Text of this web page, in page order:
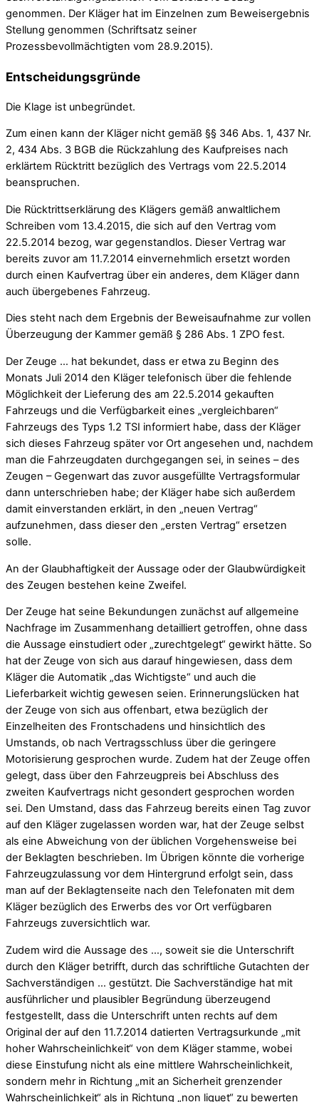
genommen. Der Kläger hat im Einzelnen zum Beweisergebnis
Stellung genommen (Schriftsatz seiner
Prozessbevollmächtigten vom 28.9.2015).
Entscheidungsgründe
Die Klage ist unbegründet.
Zum einen kann der Kläger nicht gemäß §§ 346 Abs. 1, 437 Nr.
2, 434 Abs. 3 BGB die Rückzahlung des Kaufpreises nach
erklärtem Rücktritt bezüglich des Vertrags vom 22.5.2014
beanspruchen.
Die Rücktrittserklärung des Klägers gemäß anwaltlichem
Schreiben vom 13.4.2015, die sich auf den Vertrag vom
22.5.2014 bezog, war gegenstandlos. Dieser Vertrag war
bereits zuvor am 11.7.2014 einvernehmlich ersetzt worden
durch einen Kaufvertrag über ein anderes, dem Kläger dann
auch übergebenes Fahrzeug.
Dies steht nach dem Ergebnis der Beweisaufnahme zur vollen
Überzeugung der Kammer gemäß § 286 Abs. 1 ZPO fest.
Der Zeuge … hat bekundet, dass er etwa zu Beginn des
Monats Juli 2014 den Kläger telefonisch über die fehlende
Möglichkeit der Lieferung des am 22.5.2014 gekauften
Fahrzeugs und die Verfügbarkeit eines „vergleichbaren“
Fahrzeugs des Typs 1.2 TSI informiert habe, dass der Kläger
sich dieses Fahrzeug später vor Ort angesehen und, nachdem
man die Fahrzeugdaten durchgegangen sei, in seines – des
Zeugen – Gegenwart das zuvor ausgefüllte Vertragsformular
dann unterschrieben habe; der Kläger habe sich außerdem
damit einverstanden erklärt, in den „neuen Vertrag“
aufzunehmen, dass dieser den „ersten Vertrag“ ersetzen
solle.
An der Glaubhaftigkeit der Aussage oder der Glaubwürdigkeit
des Zeugen bestehen keine Zweifel.
Der Zeuge hat seine Bekundungen zunächst auf allgemeine
Nachfrage im Zusammenhang detailliert getroffen, ohne dass
die Aussage einstudiert oder „zurechtgelegt“ gewirkt hätte. So
hat der Zeuge von sich aus darauf hingewiesen, dass dem
Kläger die Automatik „das Wichtigste“ und auch die
Lieferbarkeit wichtig gewesen seien. Erinnerungslücken hat
der Zeuge von sich aus offenbart, etwa bezüglich der
Einzelheiten des Frontschadens und hinsichtlich des
Umstands, ob nach Vertragsschluss über die geringere
Motorisierung gesprochen wurde. Zudem hat der Zeuge offen
gelegt, dass über den Fahrzeugpreis bei Abschluss des
zweiten Kaufvertrags nicht gesondert gesprochen worden
sei. Den Umstand, dass das Fahrzeug bereits einen Tag zuvor
auf den Kläger zugelassen worden war, hat der Zeuge selbst
als eine Abweichung von der üblichen Vorgehensweise bei
der Beklagten beschrieben. Im Übrigen könnte die vorherige
Fahrzeugzulassung vor dem Hintergrund erfolgt sein, dass
man auf der Beklagtenseite nach den Telefonaten mit dem
Kläger bezüglich des Erwerbs des vor Ort verfügbaren
Fahrzeugs zuversichtlich war.
Zudem wird die Aussage des …, soweit sie die Unterschrift
durch den Kläger betrifft, durch das schriftliche Gutachten der
Sachverständigen … gestützt. Die Sachverständige hat mit
ausführlicher und plausibler Begründung überzeugend
festgestellt, dass die Unterschrift unten rechts auf dem
Original der auf den 11.7.2014 datierten Vertragsurkunde „mit
hoher Wahrscheinlichkeit“ von dem Kläger stamme, wobei
diese Einstufung nicht als eine mittlere Wahrscheinlichkeit,
sondern mehr in Richtung „mit an Sicherheit grenzender
Wahrscheinlichkeit“ als in Richtung „non liquet“ zu bewerten